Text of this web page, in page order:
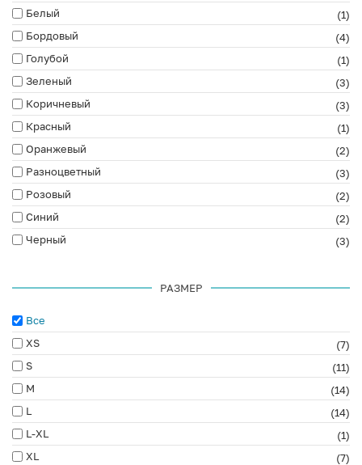
Белый
(1)
Бордовый
(4)
Голубой
(1)
Зеленый
(3)
Коричневый
(3)
Красный
(1)
Оранжевый
(2)
Разноцветный
(3)
Розовый
(2)
Синий
(2)
Черный
(3)
РАЗМЕР
Все
XS
(7)
S
(11)
M
(14)
L
(14)
L-XL
(1)
XL
(7)